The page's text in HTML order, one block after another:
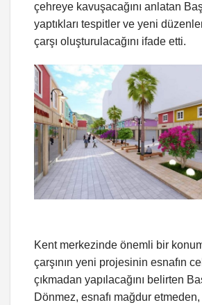
çehreye kavuşacağını anlatan
yaptıkları tespitler ve yeni
çarşı oluşturulacağını ifade etti.
Kent merkezinde önemli bir
çarşının yeni projesinin esnafın
çıkmadan yapılacağını belirten
Dönmez, esnafı mağdur etmeden,